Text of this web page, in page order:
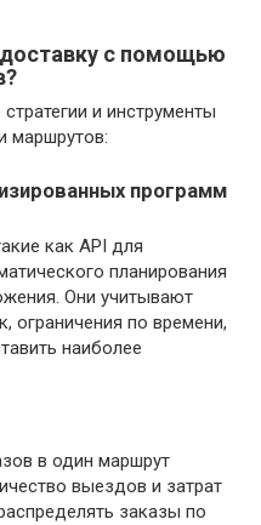
с помощью
и инструменты
маршрутов:
программ
как API для
планирования
Они учитывают
ограничения по времени,
наиболее
в один маршрут
выездов и затрат
заказы по